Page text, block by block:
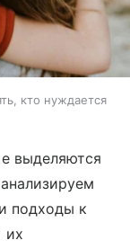
кто нуждается
выделяются
подходы к
их